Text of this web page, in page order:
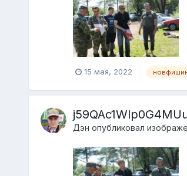
15 мая, 2022
Дэн опубликовал